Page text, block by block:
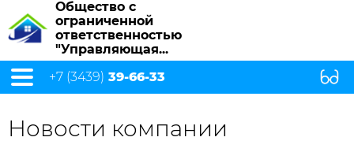
Общество с
ограниченной
ответственностью
"Управляющая...
+7 (3439) 39-66-33
Новости компании